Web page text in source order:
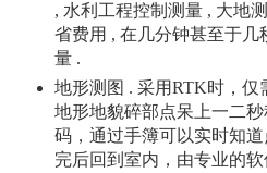
, 水利工程控制测量 , 大地
省费用 , 在几分钟甚至于几
量 .
地形测图 . 采用RTK时，仅
地形地貌碎部点呆上一二
码，通过手簿可以实时知
完后回到室内，由专业的